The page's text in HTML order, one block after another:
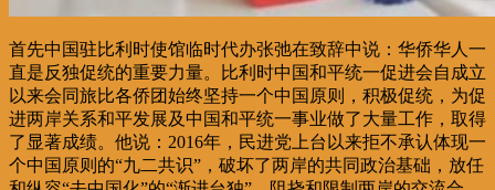
首先中国驻比利时使馆临时代办张弛在致辞中说：华侨华人一
直是反独促统的重要力量。比利时中国和平统一促进会自成立
以来会同旅比各侨团始终坚持一个中国原则，积极促统，为促
进两岸关系和平发展及中国和平统一事业做了大量工作，取得
了显著成绩。他说：2016年，民进党上台以来拒不承认体现一
个中国原则的“九二共识”，破坏了两岸的共同政治基础，放任